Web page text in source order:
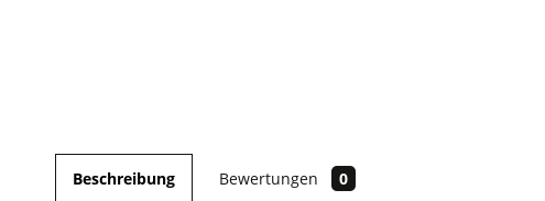
Beschreibung Bewertungen 0